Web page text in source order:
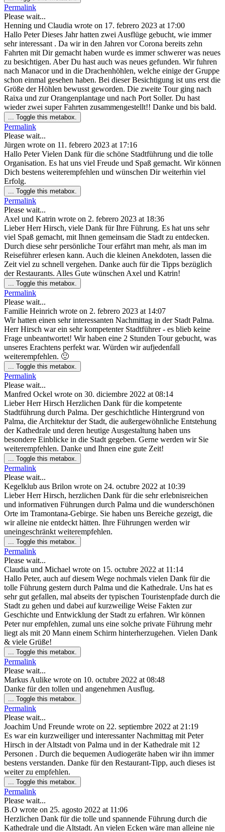
Permalink
Please wait...
Henning und Claudia wrote on 17. febrero 2023 at 17:00
Hallo Peter Dieses Jahr hatten zwei Ausflüge gebucht, wie immer
sehr interessant . Da wir in den Jahren vor Corona bereits zehn
Fahrten mit Dir gemacht haben wurde es immer schwerer was neues
zu besichtigen. Aber Du hast auch was neues gefunden. Wir fuhren
nach Manacor und in die Drachenhöhlen, welche einige der Gruppe
schon einmal gesehen haben. Bei dieser Besichtigung ist uns erst die
Größe der Höhlen bewusst geworden. Die zweite Tour ging nach
Raixa und zur Orangenplantage und nach Port Soller. Du hast
wieder zwei super Fahrten zusammengestellt!! Danke und bis bald.
... Toggle this metabox.
Permalink
Please wait...
Jürgen wrote on 11. febrero 2023 at 17:16
Hallo Peter Vielen Dank für die schöne Stadtführung und die tolle
Organisation. Es hat uns viel Freude und Spaß gemacht. Wir können
Dich bestens weiterempfehlen und wünschen Dir weiterhin viel
Erfolg.
... Toggle this metabox.
Permalink
Please wait...
Axel und Katrin wrote on 2. febrero 2023 at 18:36
Lieber Herr Hirsch, viele Dank für Ihre Führung. Es hat uns sehr
viel Spaß gemacht, mit Ihnen gemeinsam die Stadt zu entdecken.
Durch diese sehr persönliche Tour erfährt man mehr, als man im
Reiseführer erlesen kann. Auch die kleinen Anekdoten, lassen die
Zeit viel zu schnell vergehen. Danke auch für die Tipps bezüglich
der Restaurants. Alles Gute wünschen Axel und Katrin!
... Toggle this metabox.
Permalink
Please wait...
Familie Heinrich wrote on 2. febrero 2023 at 14:07
Wir hatten einen sehr interessanten Nachmittag in der Stadt Palma.
Herr Hirsch war ein sehr kompetenter Stadtführer - es blieb keine
Frage unbeantwortet! Wir haben eine 2 Stunden Tour gebucht, was
unseres Erachtens perfekt war. Würden wir aufjedenfall
weiterempfehlen. 🙂
... Toggle this metabox.
Permalink
Please wait...
Manfred Ockel wrote on 30. diciembre 2022 at 08:14
Lieber Herr Hirsch Herzlichen Dank für die kompetente
Stadtführung durch Palma. Der geschichtliche Hintergrund von
Palma, die Architektur der Stadt, die außergewöhnliche Entstehung
der Kathedrale und deren heutige Ausgestaltung haben uns
besondere Einblicke in die Stadt gegeben. Gerne werden wir Sie
weiterempfehlen. Danke und Ihnen eine gute Zeit!
... Toggle this metabox.
Permalink
Please wait...
Kegelklub aus Brilon wrote on 24. octubre 2022 at 10:39
Lieber Herr Hirsch, herzlichen Dank für die sehr erlebnisreichen
und informativen Führungen durch Palma und die wunderschönen
Orte im Tramontana-Gebirge. Sie haben uns Bereiche gezeigt, die
wir alleine nie entdeckt hätten. Ihre Führungen werden wir
uneingeschränkt weiterempfehlen.
... Toggle this metabox.
Permalink
Please wait...
Claudia und Michael wrote on 15. octubre 2022 at 11:14
Hallo Peter, auch auf diesem Wege nochmals vielen Dank für die
tolle Führung gestern durch Palma und die Kathedrale. Uns hat es
sehr gut gefallen, mal abseits der typischen Touristenpfade durch die
Stadt zu gehen und dabei auf kurzweilige Weise Fakten zur
Geschichte und Entwicklung der Stadt zu erfahren. Wir können
Peter nur empfehlen, zumal uns eine solche private Führung mehr
liegt als mit 20 Mann einem Schirm hinterherzugehen. Vielen Dank
& viele Grüße!
... Toggle this metabox.
Permalink
Please wait...
Markus Aulike wrote on 10. octubre 2022 at 08:48
Danke für den tollen und angenehmen Ausflug.
... Toggle this metabox.
Permalink
Please wait...
Joachim Und Freunde wrote on 22. septiembre 2022 at 21:19
Es war ein kurzweiliger und interessanter Nachmittag mit Peter
Hirsch in der Altstadt von Palma und in der Kathedrale mit 12
Personen . Durch die bequemen Audiogeräte haben wir ihn immer
bestens verstanden. Danke für den Restaurant-Tipp, auch dieses ist
weiter zu empfehlen.
... Toggle this metabox.
Permalink
Please wait...
B.O wrote on 25. agosto 2022 at 11:06
Herzlichen Dank für die tolle und spannende Führung durch die
Kathedrale und die Altstadt. An vielen Ecken wäre man alleine nie